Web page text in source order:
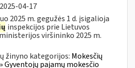
2025-04-17
2025 m. gegužės 1 d. įsigalioja
inspekcijos prie Lietuvos
viršininko 2025 m.
žinyno kategorijos: Mokesčių
pajamų mokesčio